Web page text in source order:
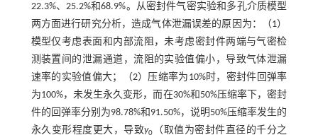
22.3%、25.2%和68.9%。从密封件气密实验和多孔介质模型
两方面进行研究分析，造成气体泄漏误差的原因为：（1）
模型仅考虑表面和内部流阻，未考虑密封件两端与气密检
测装置间的泄漏通道，流阻的实验值偏小，导致气体泄漏
速率的实验值偏大；（2）压缩率为10%时，密封件回弹率
为100%，未发生永久变形，而在30%和50%压缩率下，密封
件的回弹率分别为98.78%和91.50%，说明50%压缩率发生的
永久变形程度更大，导致y0
（取值为密封件直径的千分之